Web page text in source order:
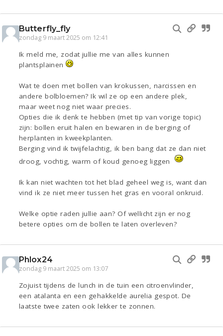
Butterfly_fly
zondag 9 maart 2025 om 12:41
Ik meld me, zodat jullie me van alles kunnen
plantsplainen
Wat te doen met bollen van krokussen, narcissen en
andere bolbloemen? Ik wil ze op een andere plek,
maar weet nog niet waar precies.
Opties die ik denk te hebben (met tip van vorige topic)
zijn: bollen eruit halen en bewaren in de berging of
herplanten in kweekplanten.
Berging vind ik twijfelachtig, ik ben bang dat ze dan niet
droog, vochtig, warm of koud genoeg liggen
Ik kan niet wachten tot het blad geheel weg is, want dan
vind ik ze niet meer tussen het gras en vooral onkruid.
Welke optie raden jullie aan? Of wellicht zijn er nog
betere opties om de bollen te laten overleven?
Phlox24
zondag 9 maart 2025 om 13:07
Zojuist tijdens de lunch in de tuin een citroenvlinder,
een atalanta en een gehakkelde aurelia gespot. De
laatste twee zaten ook lekker te zonnen.